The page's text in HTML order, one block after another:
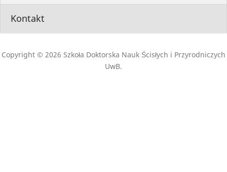
Kontakt
Copyright © 2026 Szkoła Doktorska Nauk Ścisłych i Przyrodniczych
UwB.